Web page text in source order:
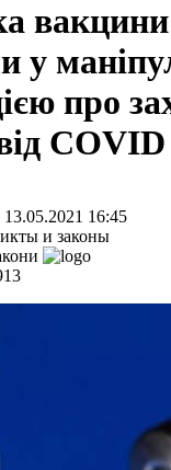
у
про
COVID
13.05.2021 16:45
и законы